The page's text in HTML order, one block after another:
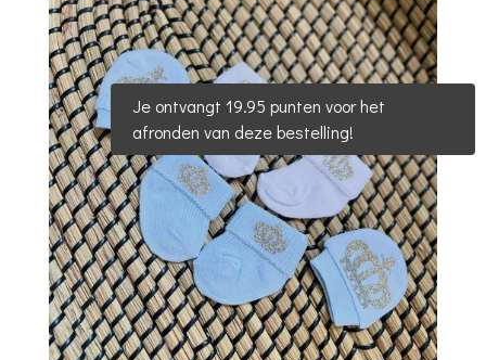
Je ontvangt 19.95 punten voor het
afronden van deze bestelling!